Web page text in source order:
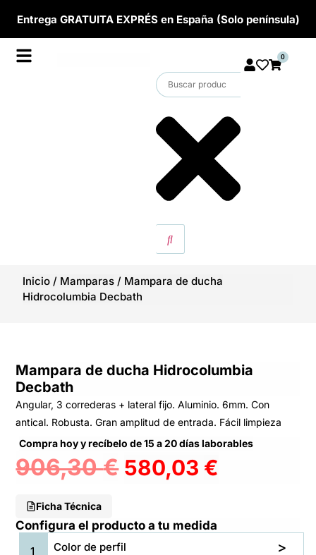
Entrega GRATUITA EXPRÉS en España (Solo península)
0
Inicio / Mamparas / Mampara de ducha
Hidrocolumbia Decbath
Mampara de ducha Hidrocolumbia
Decbath
Angular, 3 correderas + lateral fijo. Aluminio. 6mm. Con
antical. Robusta. Gran amplitud de entrada. Fácil limpieza
Compra hoy y recíbelo de 15 a 20 días laborables
906,30€ 580,03 €
Ficha Técnica
Configura el producto a tu medida
Color de perfil